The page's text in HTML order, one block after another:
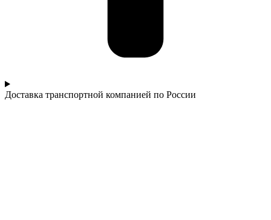
Доставка транспортной компанией по России